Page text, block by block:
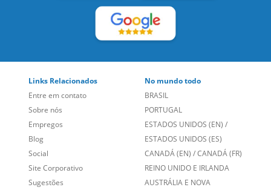
Links Relacionados
Entre em contato
Sobre nós
Empregos
Blog
Social
No mundo todo
BRASIL
PORTUGAL
ESTADOS UNIDOS (EN)/
ESTADOS UNIDOS (ES)
CANADÁ (EN) /CANADÁ (FR)